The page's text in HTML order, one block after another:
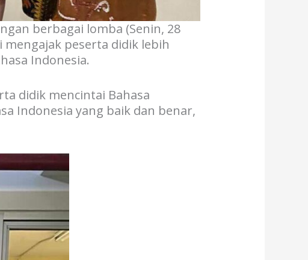
berbagai lomba (Senin, 28
peserta didik lebih
Indonesia.
didik mencintai Bahasa
Indonesia yang baik dan benar,